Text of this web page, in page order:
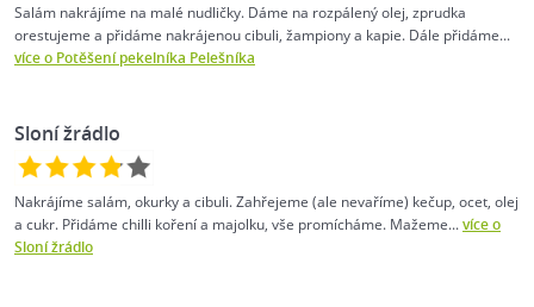
Salám nakrájíme na malé nudličky. Dáme na rozpálený olej, zprudka
orestujeme a přidáme nakrájenou cibuli, žampiony a kapie. Dále přidáme...
více o Potěšení pekelníka Pelešníka
Sloní žrádlo
Nakrájíme salám, okurky a cibuli. Zahřejeme (ale nevaříme) kečup, ocet, olej
a cukr. Přidáme chilli koření a majolku, vše promícháme. Mažeme...více o
Sloní žrádlo